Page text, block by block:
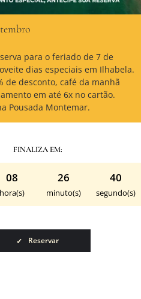
para o feriado de 7 de
dias especiais em Ilhabela.
de desconto, café da manhã
em até 6x no cartão.
Pousada Montemar.
FINALIZA EM:
08
hora(s)
26
minuto(s)
39
segundo(s)
Reservar